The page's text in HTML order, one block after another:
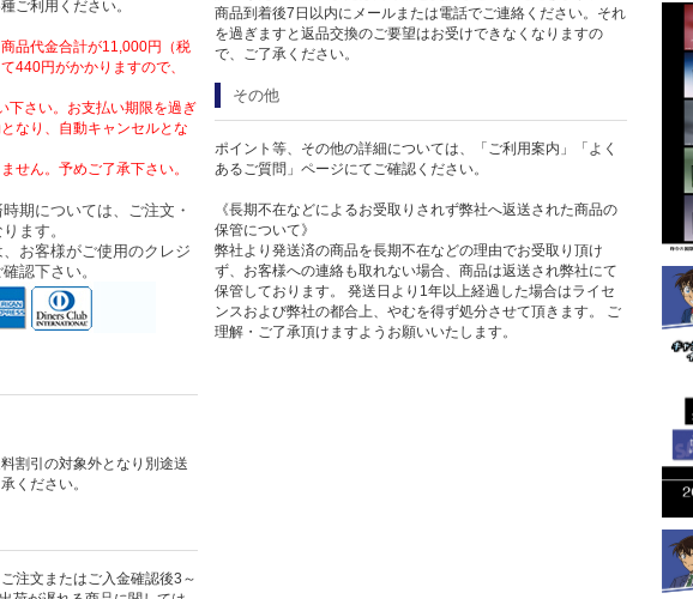
ご利用ください。
品代金合計が11,000円（税
440円がかかりますので、
下さい。お支払い期限を過ぎ
なり、自動キャンセルとな
せん。予めご了承下さい。
期については、ご注文・
ます。
お客様がご使用のクレジ
認下さい。
割引の対象外となり別途送
ください。
注文またはご入金確認後3～
商品到着後7日以内にメールまたは電話でご連絡ください。それ
を過ぎますと返品交換のご要望はお受けできなくなりますの
で、ご了承ください。
その他
ポイント等、その他の詳細については、「ご利用案内」「よく
あるご質問」ページにてご確認ください。
《長期不在などによるお受取りされず弊社へ返送された商品の
保管について》
弊社より発送済の商品を長期不在などの理由でお受取り頂け
ず、お客様への連絡も取れない場合、商品は返送され弊社にて
保管しております。 発送日より1年以上経過した場合はライセ
ンスおよび弊社の都合上、やむを得ず処分させて頂きます。 ご
理解・ご了承頂けますようお願いいたします。